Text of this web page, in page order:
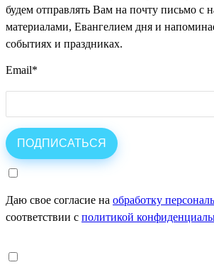
будем отправлять Вам на почту письмо с
материалами, Евангелием дня и
событиях и праздниках.
Email*
Даю свое согласие на обработку
соответствии с политикой